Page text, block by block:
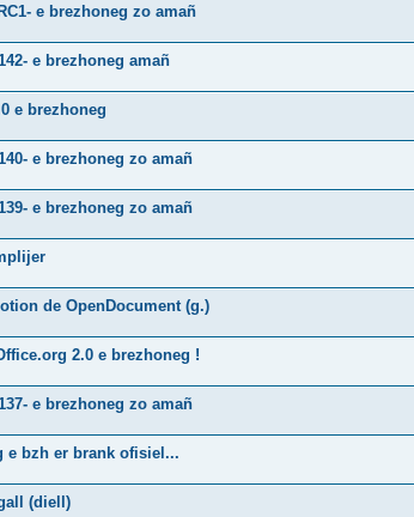
e brezhoneg zo amañ
e brezhoneg amañ
e brezhoneg
e brezhoneg zo amañ
e brezhoneg zo amañ
de OpenDocument (g.)
2.0 e brezhoneg !
e brezhoneg zo amañ
e bzh er brank ofisiel...
(diell)